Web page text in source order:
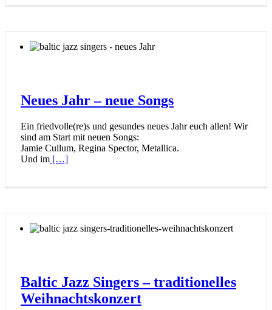
Neues Jahr – neue Songs
Ein friedvolle(re)s und gesundes neues Jahr euch allen! Wir
sind am Start mit neuen Songs:
Jamie Cullum, Regina Spector, Metallica.
Und im […]
Baltic Jazz Singers – traditionelles
Weihnachtskonzert